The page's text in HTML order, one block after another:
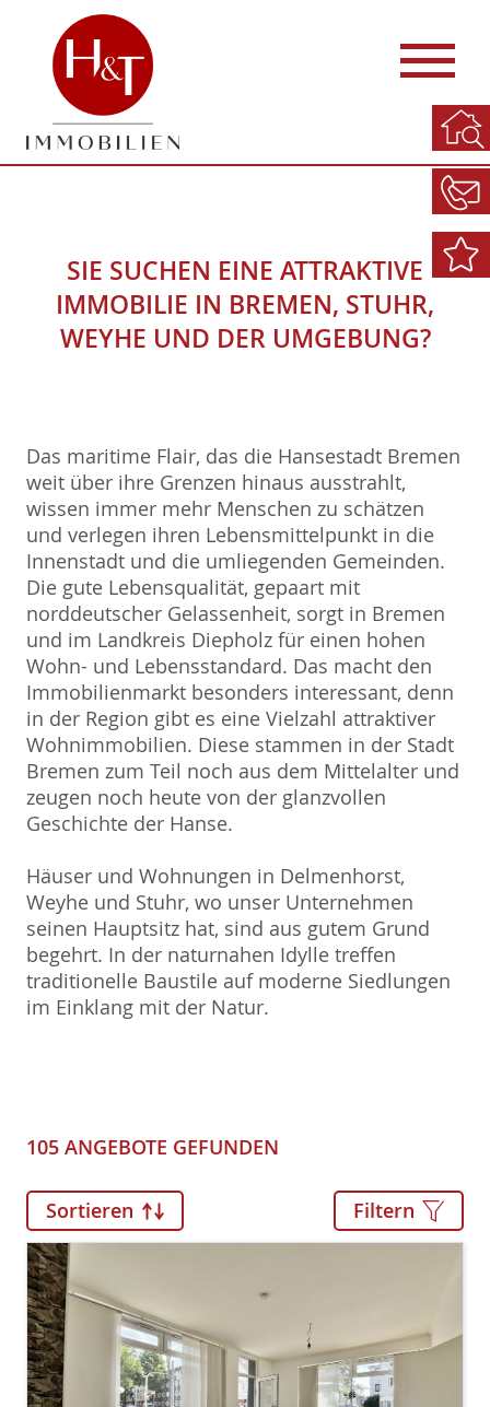
SIE SUCHEN EINE ATTRAKTIVE
IMMOBILIE IN BREMEN, STUHR,
WEYHE UND DER UMGEBUNG?
Das maritime Flair, das die Hansestadt Bremen
weit über ihre Grenzen hinaus ausstrahlt,
wissen immer mehr Menschen zu schätzen
und verlegen ihren Lebensmittelpunkt in die
Innenstadt und die umliegenden Gemeinden.
Die gute Lebensqualität, gepaart mit
norddeutscher Gelassenheit, sorgt in Bremen
und im Landkreis Diepholz für einen hohen
Wohn- und Lebensstandard. Das macht den
Immobilienmarkt besonders interessant, denn
in der Region gibt es eine Vielzahl attraktiver
Wohnimmobilien. Diese stammen in der Stadt
Bremen zum Teil noch aus dem Mittelalter und
zeugen noch heute von der glanzvollen
Geschichte der Hanse.
Häuser und Wohnungen in Delmenhorst,
Weyhe und Stuhr, wo unser Unternehmen
seinen Hauptsitz hat, sind aus gutem Grund
begehrt. In der naturnahen Idylle treffen
traditionelle Baustile auf moderne Siedlungen
im Einklang mit der Natur.
105 ANGEBOTE GEFUNDEN
Sortieren Filtern